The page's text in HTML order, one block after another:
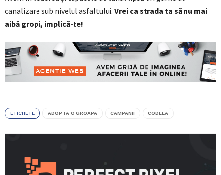
canalizare sub nivelul asfaltului. Vrei ca strada ta să nu mai
aibă gropi, implică-te!
ETICHETE ADOPTA O GROAPA CAMPANII CODLEA